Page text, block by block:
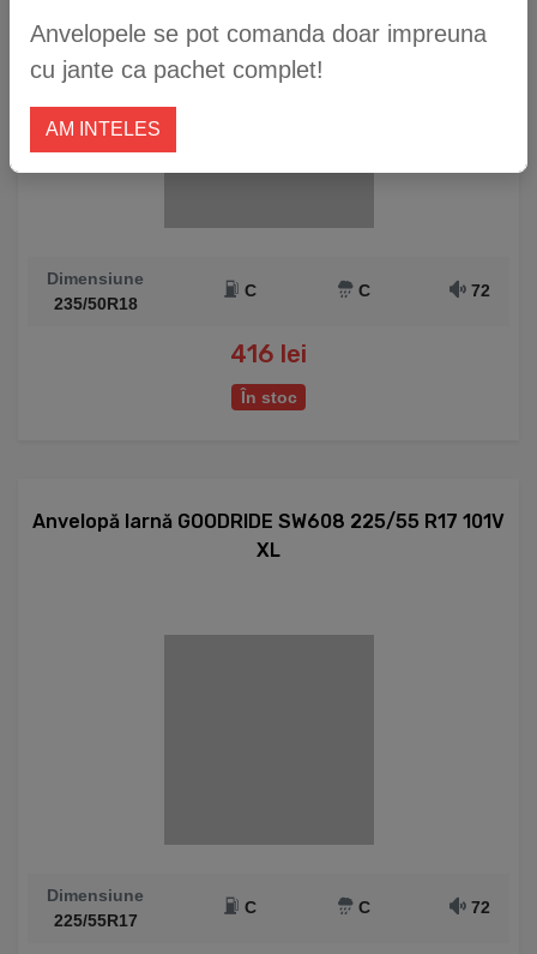
Dimensiune
235/50R18
C C 72
416 lei
În stoc
Anvelopă Iarnă GOODRIDE SW608 225/55 R17 101V
XL
Dimensiune
225/55R17
C C 72
Anvelopele se pot comanda doar impreuna
cu jante ca pachet complet!
AM INTELES